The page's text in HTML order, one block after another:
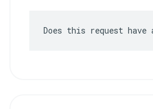
Does this request have